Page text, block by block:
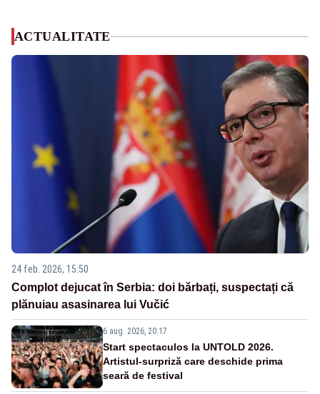
ACTUALITATE
24 feb. 2026, 15:50
Complot dejucat în Serbia: doi bărbați, suspectați că
plănuiau asasinarea lui Vučić
6 aug. 2026, 20:17
Start spectaculos la UNTOLD 2026.
Artistul-surpriză care deschide prima
seară de festival